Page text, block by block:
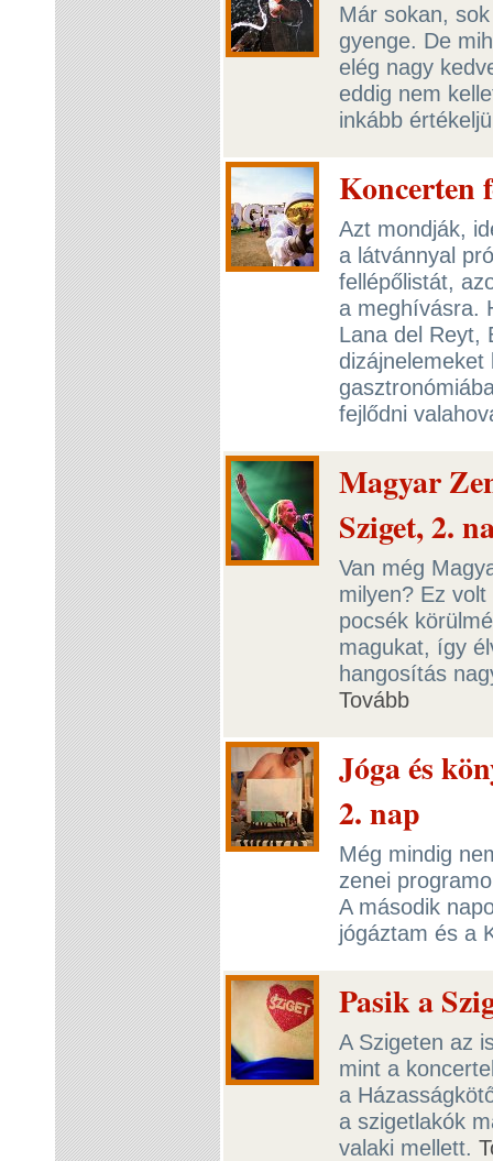
Már sokan,
gyenge. De
elég nagy
eddig nem
inkább
Koncerten
Azt mondják,
a látvánnyal
fellépőlistát,
a meghívásra.
Lana del Reyt,
fejlődni
Magyar
Sziget, 2.
Van még
milyen? Ez
pocsék
magukat, így
hangosítás
Tovább
Jóga és
2. nap
Még mindig
zenei
A második
jógáztam és a
Pasik a
A Szigeten az
mint a
a
a szigetlakók
valaki mellett.